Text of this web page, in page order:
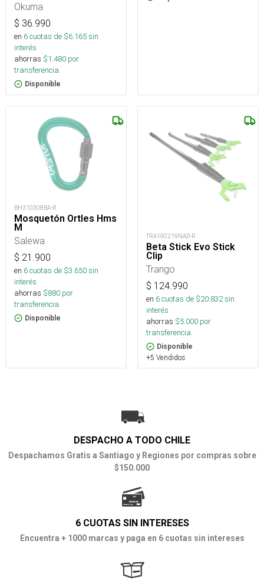
Okuma
$ 36.990
en 6cuotas de $6.165sin
interés
ahorras $1.480 por
transferencia.
Disponible
BH310308BA-R
Mosquetón Ortles Hms
M
Salewa
$ 21.900
en 6cuotas de $3.650sin
interés
ahorras $880 por
transferencia.
Disponible
TRA190219NAD-R
Beta Stick Evo Stick
Clip
Trango
$ 124.990
en 6cuotas de $20.832sin
interés
ahorras $5.000 por
transferencia.
Disponible
+5 Vendidos
DESPACHO A TODO CHILE
Despachamos Gratis a Santiago y Regiones por compras sobre
$150.000
6 CUOTAS SIN INTERESES
Encuentra + 1000 marcas y paga en 6 cuotas sin intereses